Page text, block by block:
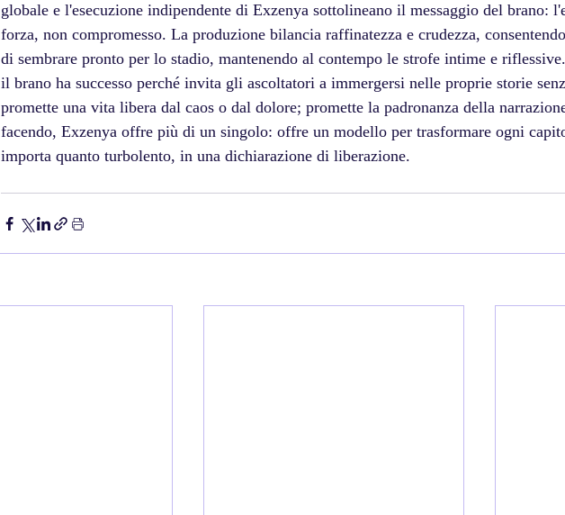
globale e l'esecuzione indipendente di Exzenya sottolineano il messaggio del brano:
forza, non compromesso. La produzione bilancia raffinatezza e crudezza,
di sembrare pronto per lo stadio, mantenendo al contempo le strofe intime e
il brano ha successo perché invita gli ascoltatori a immergersi nelle proprie storie
promette una vita libera dal caos o dal dolore; promette la padronanza della
facendo, Exzenya offre più di un singolo: offre un modello per trasformare ogni
importa quanto turbolento, in una dichiarazione di liberazione.